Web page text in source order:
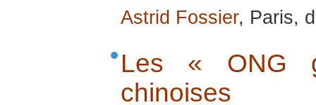
Astrid Fossier, Paris,
Les « ONG
chinoises